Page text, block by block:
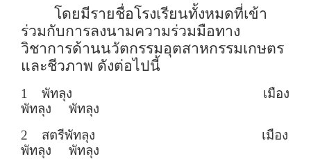
โดยมีรายชื่อโรงเรียนทั้งหมดที่เข้า
ร่วมกับการลงนามความร่วมมือทาง
วิชาการด้านนวัตกรรมอุตสาหกรรมเกษตร
และชีวภาพ ดังต่อไปนี้
1 พัทลุง เมือง
พัทลุง พัทลุง
2 สตรีพัทลุง เมือง
พัทลุง พัทลุง